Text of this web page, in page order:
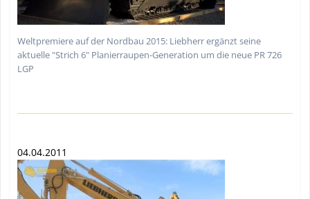
Weltpremiere auf der Nordbau 2015: Liebherr ergänzt seine
aktuelle "Strich 6" Planierraupen-Generation um die neue PR 726
LGP
04.04.2011